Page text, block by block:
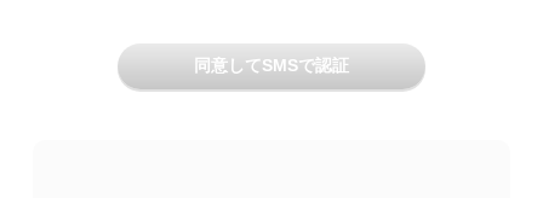
同意してSMSで認証